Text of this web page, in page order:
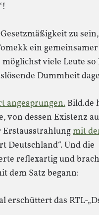
zu
ein
viele Leute
Dummheit
angesprungen.Bild.de
dessen Existenz
mit
Deutschland“. Und die
reflexartig und
dem Satz begann:
das RTL-